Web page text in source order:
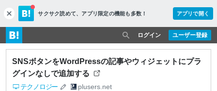
c
l
o
s
e
サクサク読めて、 アプリ限定の機能も多数！ アプリで開く
ユーザー登録
ログイン
SNSボタンをWordPressの記事やウィジェットにプラ
グインなしで追加する
テクノロジー plusers.net